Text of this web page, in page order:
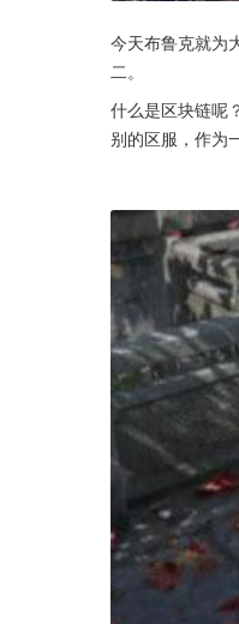
今天布鲁克就为
二。
什么是区块链呢
别的区服，作为